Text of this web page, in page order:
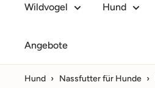
Wildvogel Hund
Angebote
Hund › Nassfutter für Hunde ›